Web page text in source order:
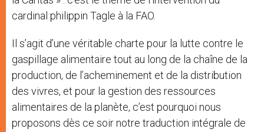
cardinal philippin Tagle à la FAO.
Il s’agit d’une véritable charte pour la lutte contre le
gaspillage alimentaire tout au long de la chaîne de la
production, de l’acheminement et de la distribution
des vivres, et pour la gestion des ressources
alimentaires de la planète, c’est pourquoi nous
proposons dès ce soir notre traduction intégrale de